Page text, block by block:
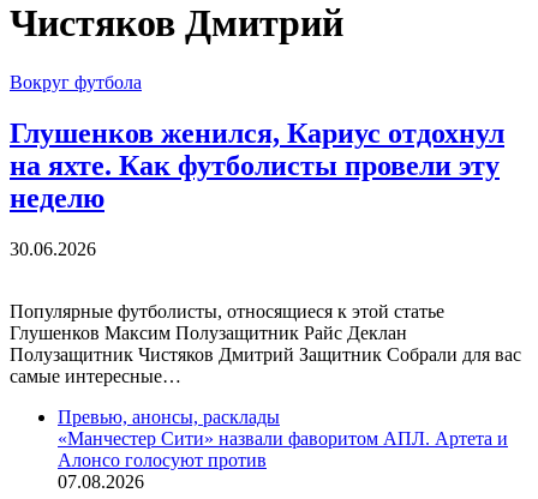
Чистяков Дмитрий
Вокруг футбола
Глушенков женился, Кариус отдохнул
на яхте. Как футболисты провели эту
неделю
30.06.2026
Популярные футболисты, относящиеся к этой статье
Глушенков Максим Полузащитник Райс Деклан
Полузащитник Чистяков Дмитрий Защитник Собрали для вас
самые интересные…
Превью, анонсы, расклады
«Манчестер Сити» назвали фаворитом АПЛ. Артета и
Алонсо голосуют против
07.08.2026